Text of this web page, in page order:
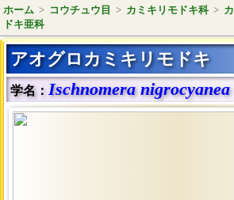
ホーム > コウチュウ目 > カミキリモドキ科 >
ドキ亜科
アオグロカミキリモドキ
学名： Ischnomera nigrocyanea